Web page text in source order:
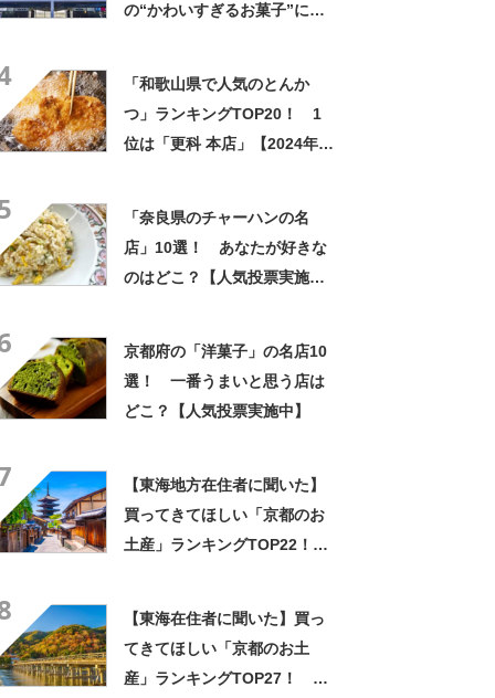
の“かわいすぎるお菓子”に反
「和歌山県で人気のとんか
つ」ランキングTOP20！ 1
位は「更科 本店」【2024年2
「奈良県のチャーハンの名
店」10選！ あなたが好きな
のはどこ？【人気投票実施
京都府の「洋菓子」の名店10
選！ 一番うまいと思う店は
どこ？【人気投票実施中】
【東海地方在住者に聞いた】
買ってきてほしい「京都のお
土産」ランキングTOP22！
【東海在住者に聞いた】買っ
てきてほしい「京都のお土
産」ランキングTOP27！ 第